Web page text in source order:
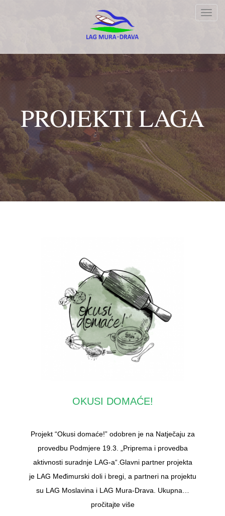
PROJEKTI LAGA
OKUSI DOMAĆE!
Projekt “Okusi domaće!” odobren je na Natječaju za
provedbu Podmjere 19.3. „Priprema i provedba
aktivnosti suradnje LAG-a“.Glavni partner projekta
je LAG Međimurski doli i bregi, a partneri na projektu
su LAG Moslavina i LAG Mura-Drava. Ukupna…
pročitajte više